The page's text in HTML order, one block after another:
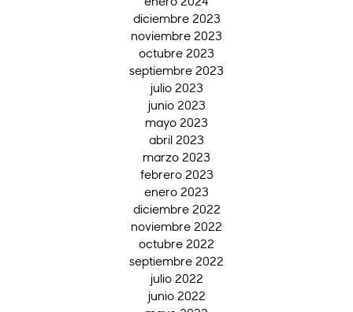
diciembre 2023
noviembre 2023
octubre 2023
septiembre 2023
julio 2023
junio 2023
mayo 2023
abril 2023
marzo 2023
febrero 2023
enero 2023
diciembre 2022
noviembre 2022
octubre 2022
septiembre 2022
julio 2022
junio 2022